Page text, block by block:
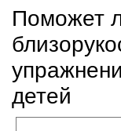
Поможет
детей